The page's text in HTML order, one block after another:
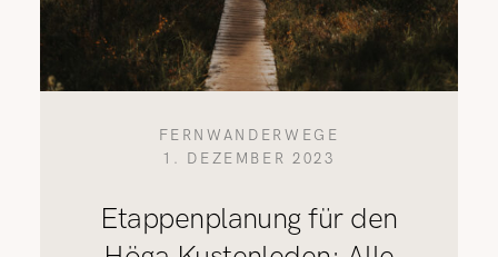
FERNWANDERWEGE
1. DEZEMBER 2023
Etappenplanung für den